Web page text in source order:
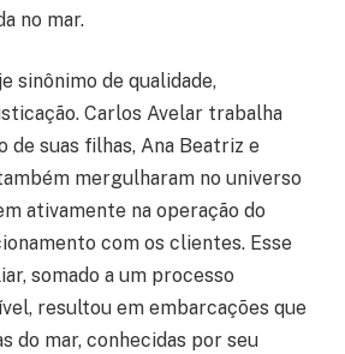
no mar.
sinônimo de qualidade,
Carlos Avelar trabalha
de suas filhas, Ana Beatriz e
mergulharam no universo
ativamente na operação do
com os clientes. Esse
somado a um processo
resultou em embarcações que
do mar, conhecidas por seu